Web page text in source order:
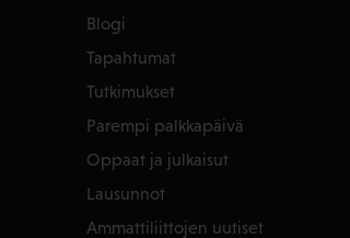
Blogi
Tapahtumat
Tutkimukset
Parempi palkkapäivä
Oppaat ja julkaisut
Lausunnot
Ammattiliittojen uutiset